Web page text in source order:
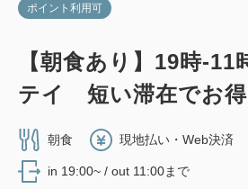
28.00m 1名
ポイント利用可
【朝食あり】19時-11
テイ 短い滞在でお
朝食 現地払い・Web決済
in 19:00~ / out 11:00まで